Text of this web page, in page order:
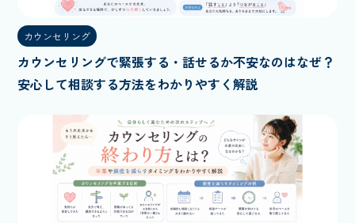
カウンセリング
カウンセリングで緊張する・話せるか不安なのはなぜ？
安心して相談する方法をわかりやすく解説